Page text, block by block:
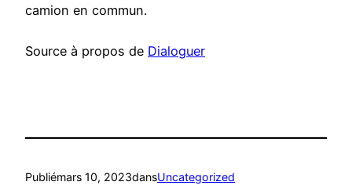
camion en commun.
Source à propos de Dialoguer
Publiémars 10, 2023dansUncategorized